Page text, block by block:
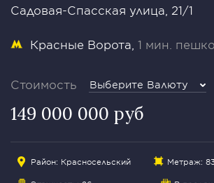
Садовая-Спасская улица, 21/1
Красные Ворота 1 мин.
Стоимость Выберите Валюту
149 000 000 руб
Район: Красносельский Метраж: